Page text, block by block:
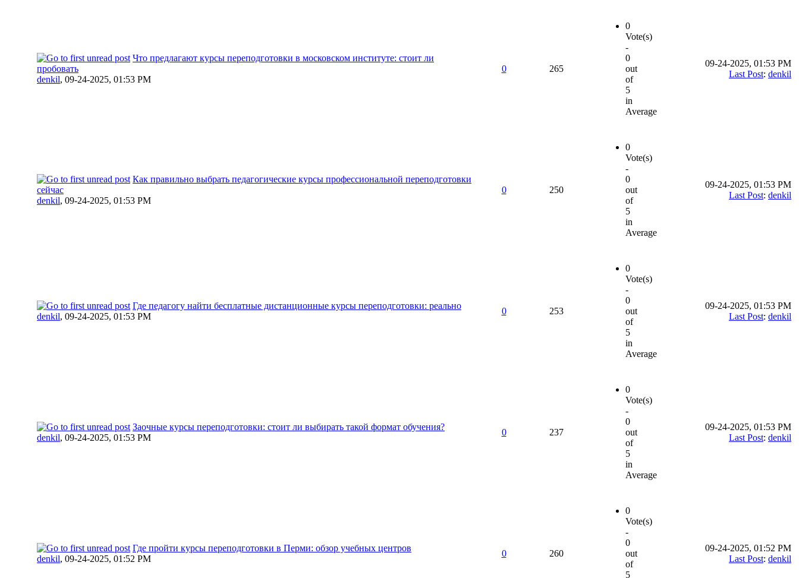
Что предлагают курсы переподготовки в московском институте: стоит ли
пробовать
denkil, 09-24-2025, 01:53 PM
0 265
0
Vote(s)
-
0
out
of
5
in
Average
09-24-2025, 01:53 PM
Last Post: denkil
Как правильно выбрать педагогические курсы профессиональной переподготовки
сейчас
denkil, 09-24-2025, 01:53 PM
0 250
0
Vote(s)
-
0
out
of
5
in
Average
09-24-2025, 01:53 PM
Last Post: denkil
Где педагогу найти бесплатные дистанционные курсы переподготовки: реально
denkil, 09-24-2025, 01:53 PM
0 253
0
Vote(s)
-
0
out
of
5
in
Average
09-24-2025, 01:53 PM
Last Post: denkil
Заочные курсы переподготовки: стоит ли выбирать такой формат обучения?
denkil, 09-24-2025, 01:53 PM
0 237
0
Vote(s)
-
0
out
of
5
in
Average
09-24-2025, 01:53 PM
Last Post: denkil
Где пройти курсы переподготовки в Перми: обзор учебных центров
denkil, 09-24-2025, 01:52 PM
0 260
0
Vote(s)
-
0
out
of
5
09-24-2025, 01:52 PM
Last Post: denkil